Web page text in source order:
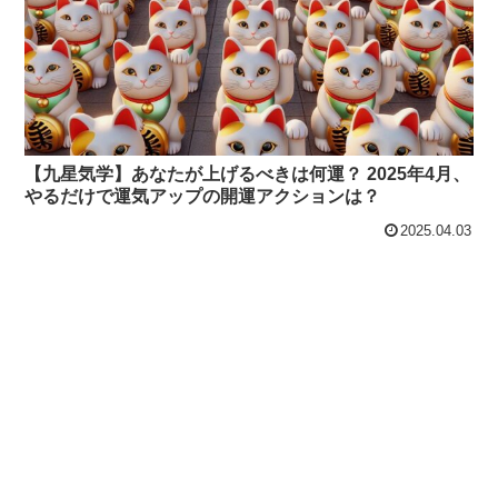
【九星気学】あなたが上げるべきは何運？ 2025年4月、
やるだけで運気アップの開運アクションは？
2025.04.03